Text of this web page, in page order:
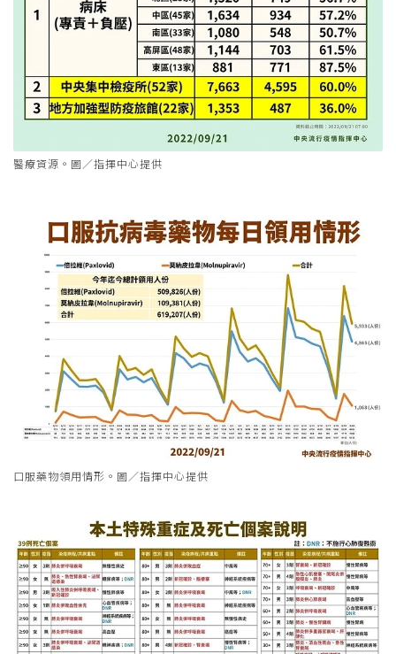
醫療資源。圖／指揮中心提供
口服藥物領用情形。圖／指揮中心提供